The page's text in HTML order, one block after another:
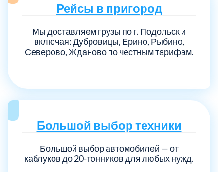
Рейсы в пригород
Мы доставляем грузы по г. Подольск и
включая: Дубровицы, Ерино, Рыбино,
Северово, Жданово по честным тарифам.
Большой выбор техники
Большой выбор автомобилей — от
каблуков до 20-тонников для любых нужд.